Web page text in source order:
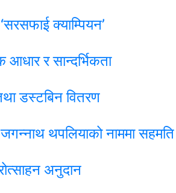
क्याम्पियन’
र सान्दर्भिकता
डस्टबिन वितरण
थपलियाको नाममा सहमति
अनुदान